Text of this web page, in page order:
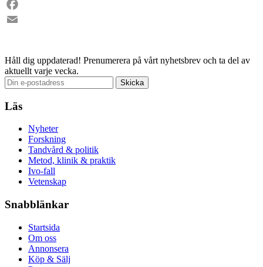
LinkedIn
Facebook
Håll dig uppdaterad! Prenumerera på vårt nyhetsbrev och ta del av
aktuellt varje vecka.
Läs
Nyheter
Forskning
Tandvård & politik
Metod, klinik & praktik
Ivo-fall
Vetenskap
Snabblänkar
Startsida
Om oss
Annonsera
Köp & Sälj